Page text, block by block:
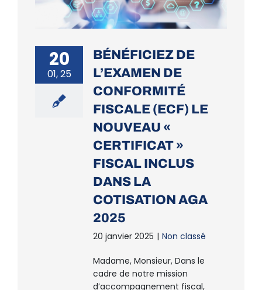
20
01, 25
BÉNÉFICIEZ DE
L’EXAMEN DE
CONFORMITÉ
FISCALE (ECF) LE
NOUVEAU «
CERTIFICAT »
FISCAL INCLUS
DANS LA
COTISATION AGA
2025
20 janvier 2025 | Non classé
Madame, Monsieur, Dans le
cadre de notre mission
d’accompagnement fiscal,